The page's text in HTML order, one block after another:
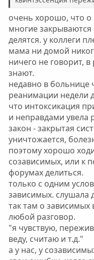
очень хорошо, что
многие
делятся. у коллеги
мама ни домой
ничего не говорит,
знают.
недавно в больнице
реанимации недели
что интоксикация
и неправдами увела
закон - закрытая
уничтожается,
поэтому хорошо
созависимых, или к
форумах делиться.
только с одним
зависимых. слушала
так там о
любой разговор.
"я чувствую,
веду, считаю и т.д."
а у нас, у